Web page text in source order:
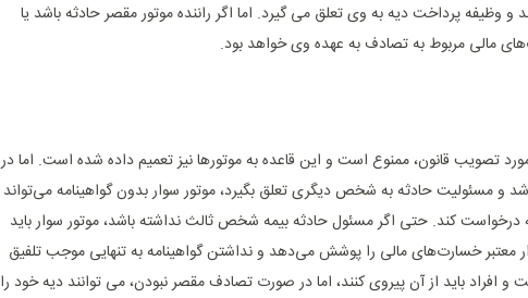
پرداخت دیه به وی تعلق می ‌گیرد. اما اگر راننده موتور مقصر حادثه باشد یا
مالی مربوط به تصادف به عهده وی خواهد بود.
تصویب قانون، ممنوع است و این قاعده به موتورها نیز تعمیم داده شده است. اما در
و مسئولیت حادثه به شخص دیگری تعلق بگیرد، موتور سوار بدون گواهینامه می‌تواند
کند. حتی اگر مسئول حادثه بیمه شخص ثالث نداشته باشد، موتور سوار باید
معتبر خسارت‌های مالی را پوشش می‌دهد و نداشتن گواهینامه به تنهایی موجب تلفیق
و افراد باید از آن پیروی کنند، اما در صورت تصادف مقصر نبودن، می ‌توانند دیه خود را